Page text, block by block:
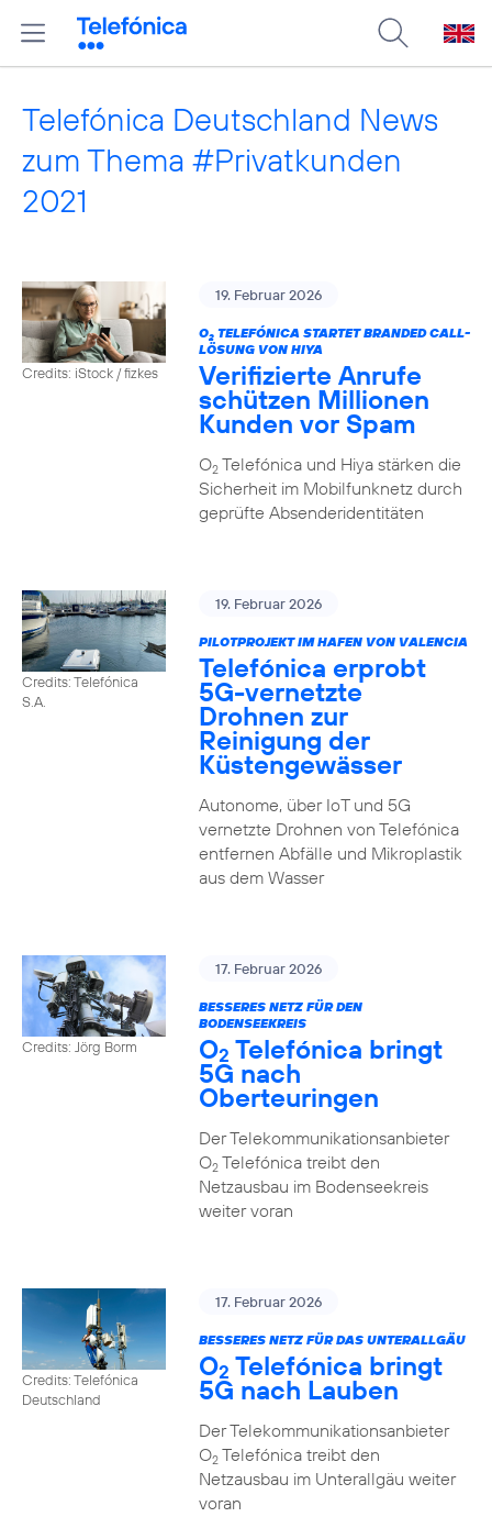
Telefónica Deutschland News
zum Thema #Privatkunden
2021
Credits: iStock / fizkes
19. Februar 2026
O2TELEFÓNICA STARTET BRANDED CALL-
LÖSUNG VON HIYA
Verifizierte Anrufe
schützen Millionen
Kunden vor Spam
O2Telefónica und Hiya stärken die
Sicherheit im Mobilfunknetz durch
geprüfte Absenderidentitäten
Credits: Telefónica
S.A.
19. Februar 2026
PILOTPROJEKT IM HAFEN VON VALENCIA
Telefónica erprobt
5G-vernetzte
Drohnen zur
Reinigung der
Küstengewässer
Autonome, über IoT und 5G
vernetzte Drohnen von Telefónica
entfernen Abfälle und Mikroplastik
aus dem Wasser
Credits: Jörg Borm
17. Februar 2026
BESSERES NETZ FÜR DEN
BODENSEEKREIS
O2 Telefónica bringt
5G nach
Oberteuringen
Der Telekommunikationsanbieter
O2Telefónica treibt den
Netzausbau im Bodenseekreis
weiter voran
Credits: Telefónica
Deutschland
17. Februar 2026
BESSERES NETZ FÜR DAS UNTERALLGÄU
O2 Telefónica bringt
5G nach Lauben
Der Telekommunikationsanbieter
O2Telefónica treibt den
Netzausbau im Unterallgäu weiter
voran